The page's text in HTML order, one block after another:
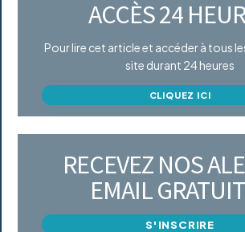
ACCÈS 24
Pour lire cet article et accéder à tous
site durant 24 heures
CLIQUEZ ICI
RECEVEZ NOS
EMAIL
S'INSCRIRE